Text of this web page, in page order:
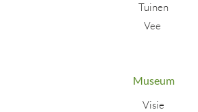
Tuinen
Vee
Museum
Visie